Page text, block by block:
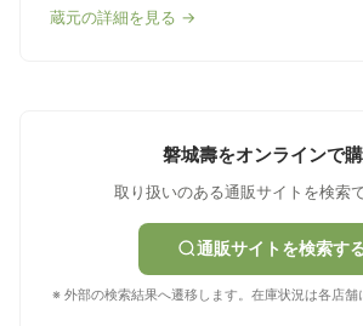
蔵元の詳細を見る →
磐城壽をオンラインで
取り扱いのある通販サイトを検索
通販サイトを検索す
※ 外部の検索結果へ遷移します。在庫状況は各店舗